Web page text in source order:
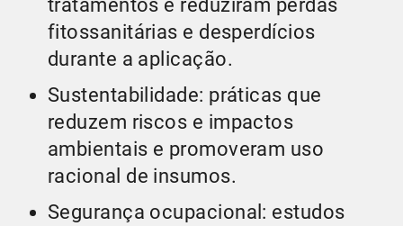
tratamentos e reduziram perdas
fitossanitárias e desperdícios
durante a aplicação.
Sustentabilidade: práticas que
reduzem riscos e impactos
ambientais e promoveram uso
racional de insumos.
Segurança ocupacional: estudos